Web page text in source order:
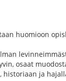
huomioon
osaat
ja